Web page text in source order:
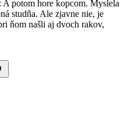
potom hore kopcom. Myslela
studňa. Ale zjavne nie, je
ňom našli aj dvoch rakov,